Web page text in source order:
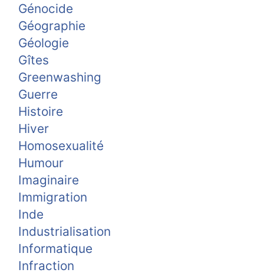
Génocide
Géographie
Géologie
Gîtes
Greenwashing
Guerre
Histoire
Hiver
Homosexualité
Humour
Imaginaire
Immigration
Inde
Industrialisation
Informatique
Infraction